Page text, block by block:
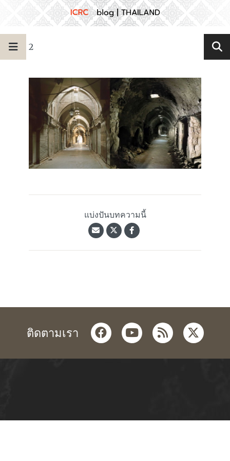
2
แบ่งปันบทความนี้
ติดตามเรา facebookyoutube
rss twitter